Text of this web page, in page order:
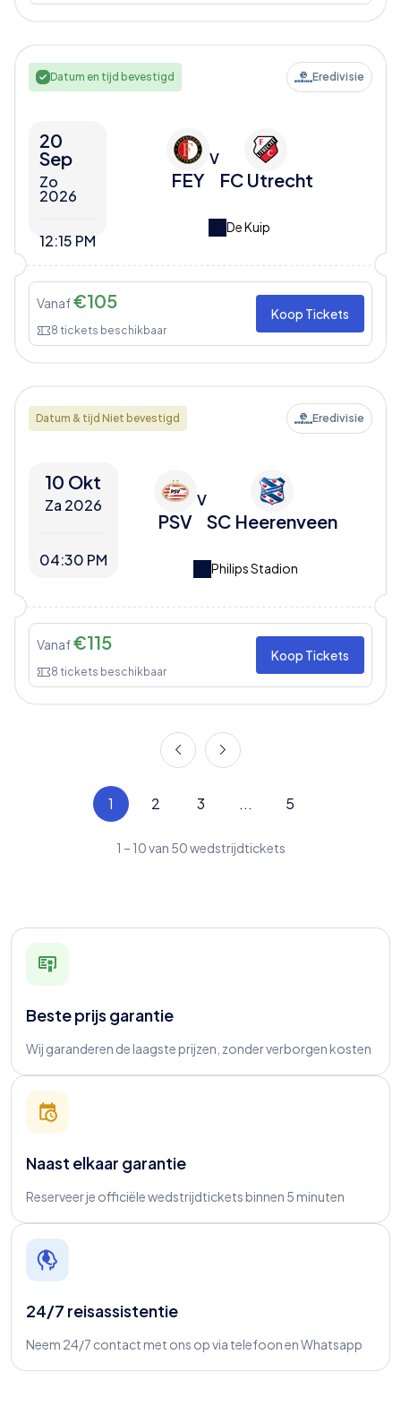
Datum en tijd bevestigd Eredivisie
20
Sep
Zo
2026
12:15 PM
FEY
V
FC Utrecht
De Kuip
Vanaf€105
8 tickets beschikbaar
Koop Tickets
Datum & tijd Niet bevestigd Eredivisie
10 Okt
Za 2026
04:30 PM
PSV
V
SC Heerenveen
Philips Stadion
Vanaf€115
8 tickets beschikbaar
Koop Tickets
1 2 3 ... 5
1 – 10van 50wedstrijdtickets
Beste prijs garantie
Wij garanderen de laagste prijzen, zonder verborgen kosten
Naast elkaar garantie
Reserveer je officiële wedstrijdtickets binnen 5 minuten
24/7 reisassistentie
Neem 24/7 contact met ons op via telefoon en Whatsapp